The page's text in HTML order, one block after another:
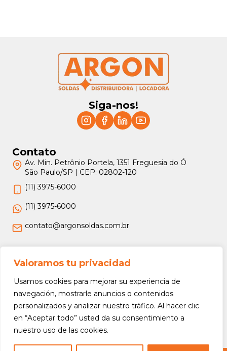
Valoramos tu privacidad
Usamos cookies para mejorar su experiencia de
navegación, mostrarle anuncios o contenidos
personalizados y analizar nuestro tráfico. Al hacer clic
en “Aceptar todo” usted da su consentimiento a
nuestro uso de las cookies.
Siga-nos!
Contato
Av. Min. Petrônio Portela, 1351 Freguesia do Ó
São Paulo/SP | CEP: 02802-120
(11) 3975-6000
(11) 3975-6000
contato@argonsoldas.com.br
Jurídico
Termos e Condições
Política de Privacidade
Política de Devolução e Reembolso